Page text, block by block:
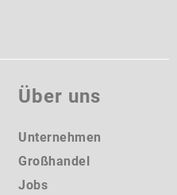
Über uns
Unternehmen
Großhandel
Jobs